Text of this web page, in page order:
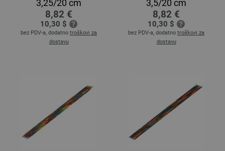
3,25/20 cm
8,82 €
10,30 $
bez PDV-a, dodatno troškovi za
dostavu
3,5/20 cm
8,82 €
10,30 $
bez PDV-a, dodatno troškovi za
dostavu